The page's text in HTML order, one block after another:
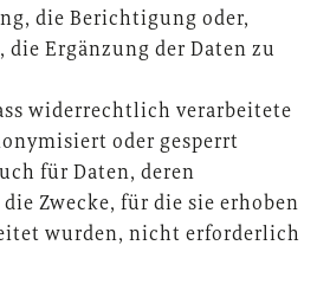
die Berichtigung oder,
Ergänzung der Daten zu
widerrechtlich verarbeitete
oder gesperrt
für Daten, deren
Zwecke, für die sie erhoben
wurden, nicht erforderlich